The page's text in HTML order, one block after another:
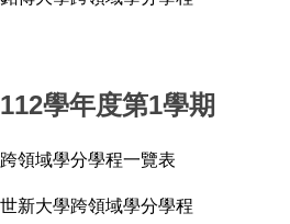
112學年度第1學期
跨領域學分學程一覽表
世新大學跨領域學分學程